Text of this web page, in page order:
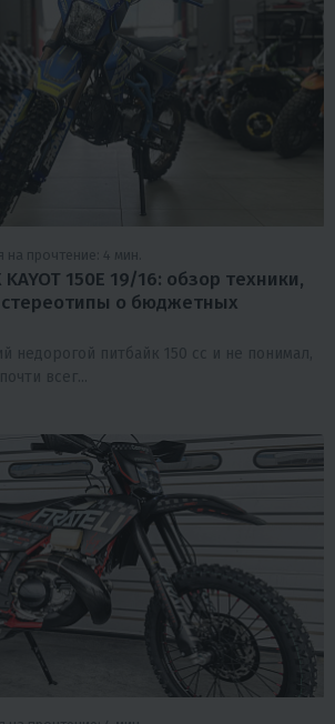
на прочтение: 4 мин.
150E 19/16: обзор техники,
о бюджетных
недорогой питбайк 150 сс и не понимал,
всег...